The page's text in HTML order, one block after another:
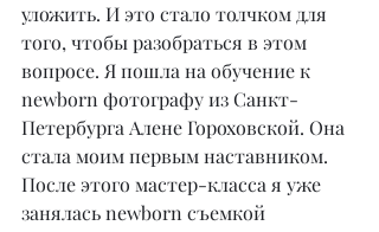
уложить. И это стало толчком для
того, чтобы разобраться в этом
вопросе. Я пошла на обучение к
newborn фотографу из Санкт-
Петербурга Алене Гороховской. Она
стала моим первым наставником.
После этого мастер-класса я уже
занялась newborn съемкой